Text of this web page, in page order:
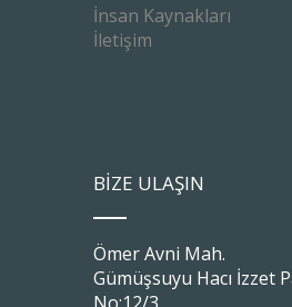
İnsan Kaynakları
İletişim
BİZE ULAŞIN
Ömer Avni Mah.
Gümüşsuyu Hacı İzzet